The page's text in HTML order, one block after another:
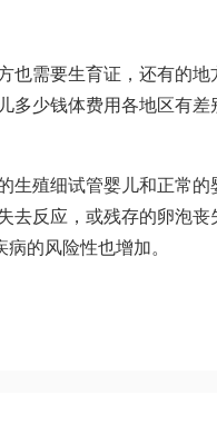
也需要生育证，还有的地
多少钱体费用各地区有差
生殖细试管婴儿和正常的
去反应，或残存的卵泡丧
的风险性也增加。